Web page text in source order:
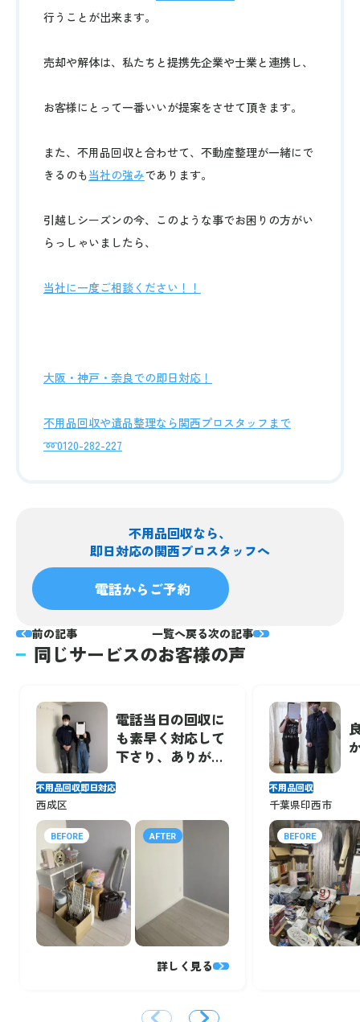
行うことが出来ます。
売却や解体は、私たちと提携先企業や士業と連携し、
お客様にとって一番いいが提案をさせて頂きます。
また、不用品回収と合わせて、不動産整理が一緒にで
きるのも当社の強みであります。
引越しシーズンの今、このような事でお困りの方がい
らっしゃいましたら、
当社に一度ご相談ください！！
大阪・神戸・奈良での即日対応！
不用品回収や遺品整理なら関西プロスタッフまで
➿0120-282-227
不用品回収なら、
即日対応の関西プロスタッフへ
電話からご予約
前の記事 一覧へ戻る次の記事
同じサービスのお客様の声
電話当日の回収に
も素早く対応して
下さり、ありがと
不用品回収即日対応
西成区
BEFORE AFTER
詳しく見る
不用品回収
千葉県印西市
BEFORE